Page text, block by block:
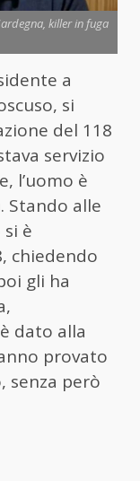
killer in fuga
a
si
del 118
servizio
l’uomo è
. Stando alle
è
chiedendo
gli ha
dato alla
provato
senza però